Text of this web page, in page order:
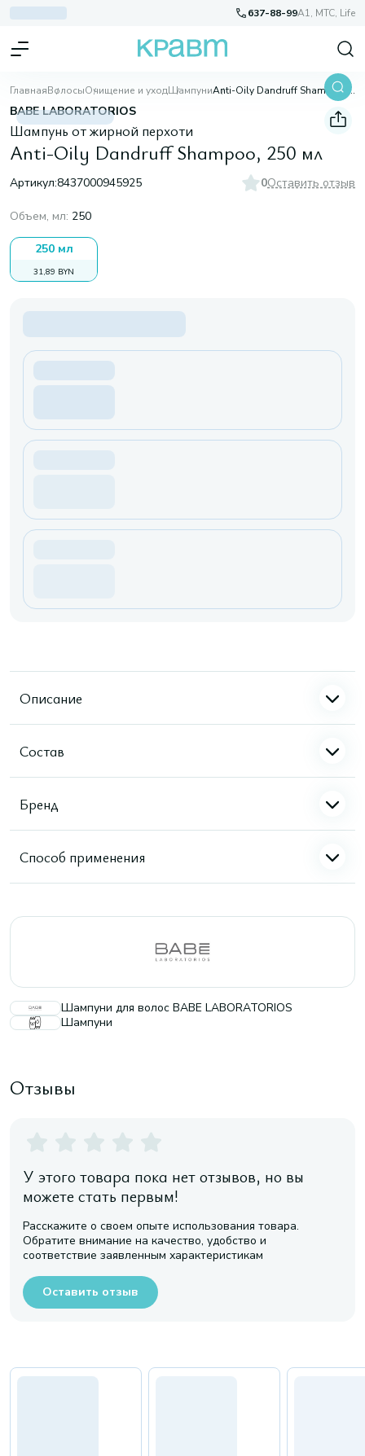
637-88-99A1, МТС, Life
ГлавнаяВолосыОчищение и уходШампуни Anti-Oily Dandruff Shampoo, 250 мл
BABE LABORATORIOS
Шампунь от жирной перхоти
Anti-Oily Dandruff Shampoo, 250 мл
Артикул:8437000945925 0Оставить отзыв
Объем, мл: 250
250 мл
31,89 BYN
Описание
Состав
Бренд
Способ применения
Шампуни для волос BABE LABORATORIOS
Шампуни
Отзывы
У этого товара пока нет отзывов, но вы
можете стать первым!
Расскажите о своем опыте использования товара.
Обратите внимание на качество, удобство и
соответствие заявленным характеристикам
Оставить отзыв